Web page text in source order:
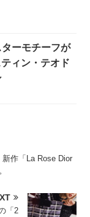
ーモチーフが
ィン・テオド
新作「La Rose Dior
「2